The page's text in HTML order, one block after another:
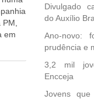
PE.
a
de
em
Divulgado
do Auxílio
Ano-novo:
prudência e
3,2 mil
Encceja
Jovens